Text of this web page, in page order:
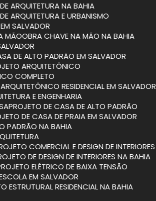
ARQUITETURA NA BAHIA
ARQUITETURA E URBANISMO
SALVADOR
MÃO OBRA CHAVE NA MÃO NA BAHIA
DE ALTO PADRÃO EM SALVADOR
ARQUITETÔNICO
COMPLETO
ARQUITETÔNICO RESIDENCIAL EM SALVADOR
E ENGENHARIA
PROJETO DE CASA DE ALTO PADRÃO
DE CASA DE PRAIA EM SALVADOR
PADRÃO NA BAHIA
COMERCIAL E DESIGN DE INTERIORES
DE DESIGN DE INTERIORES NA BAHIA
PROJETO ELÉTRICO DE BAIXA TENSÃO
EM SALVADOR
ESTRUTURAL RESIDENCIAL NA BAHIA